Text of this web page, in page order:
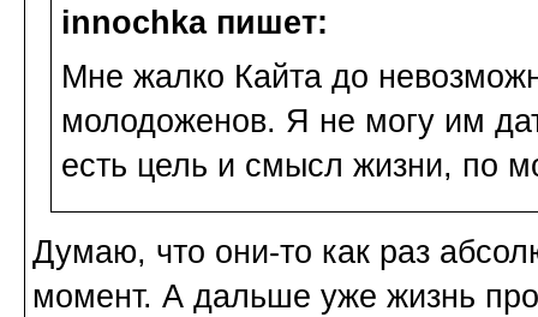
innochka пишет:
Мне жалко Кайта до
молодоженов. Я не могу им
есть цель и смысл жизни, по
Думаю, что они-то как раз
момент. А дальше уже жизнь